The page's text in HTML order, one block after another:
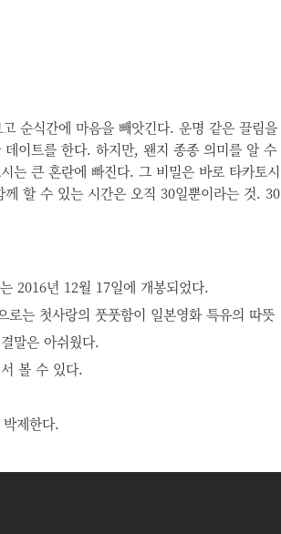
순식간에 마음을 빼앗긴다. 운명 같은 끌림을
이트를 한다. 하지만, 왠지 종종 의미를 알 수
는 큰 혼란에 빠진다. 그 비밀은 바로 타카토시
할 수 있는 시간은 오직 30일뿐이라는 것. 30
2016년 12월 17일에 개봉되었다.
로는 첫사랑의 풋풋함이 일본영화 특유의 따뜻
말은 아쉬웠다.
볼 수 있다.
제한다.